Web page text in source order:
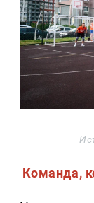
Команда,